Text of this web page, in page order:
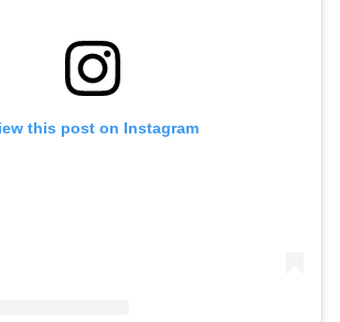
this post on Instagram